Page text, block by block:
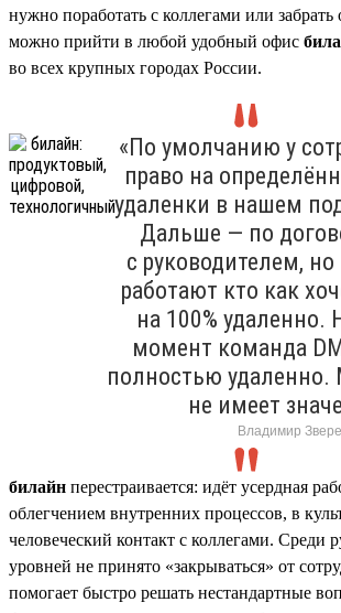
нужно поработать с коллегами или забрать
можно прийти в любой удобный офис
во всех крупных городах России.
«По умолчанию у
право на
удаленки в нашем
Дальше — по
с руководителем,
работают кто как
на 100% удаленно.
момент команда
полностью удаленно.
не имеет
Владимир
билайн перестраивается: идёт усердная
облегчением внутренних процессов, в
человеческий контакт с коллегами. Среди
уровней не принято «закрываться» от
помогает быстро решать нестандартные